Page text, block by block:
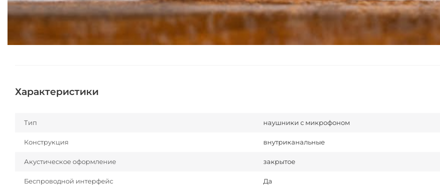
Характеристики
Тип наушники с микрофоном
Конструкция внутриканальные
Акустическое оформление закрытое
Беспроводной интерфейс Да